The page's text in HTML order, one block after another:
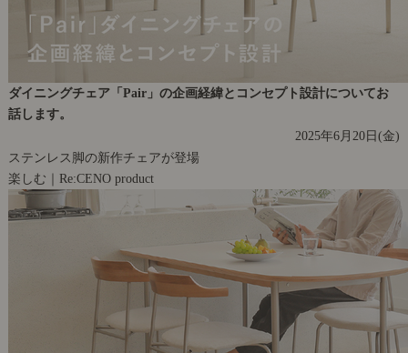
ダイニングチェア「Pair」の企画経緯とコンセプト設計についてお
話します。
2025年6月20日(金)
ステンレス脚の新作チェアが登場
楽しむ｜Re:CENO product